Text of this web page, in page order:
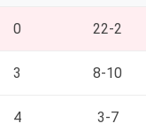
0 22-2
3 8-10
4 3-7